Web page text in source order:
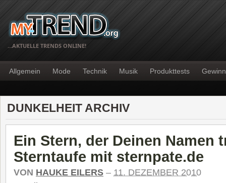
…AKTUELLE TRENDS ONLINE!
Allgemein Mode Technik Musik Produkttests
DUNKELHEIT ARCHIV
Ein Stern, der Deinen Namen
Sterntaufe mit sternpate.de
VON HAUKE EILERS – 11. DEZEMBER 2010